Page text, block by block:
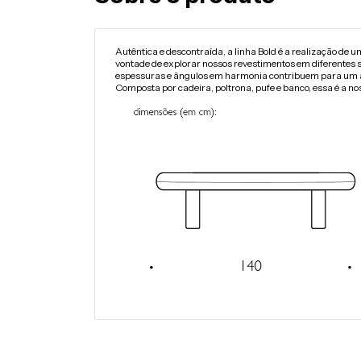
Autêntica e descontraída, a linha Bold é a realização de
vontade de explorar nossos revestimentos em diferentes
espessuras e ângulos em harmonia contribuem para um
Composta por cadeira, poltrona, pufe e banco, essa é a